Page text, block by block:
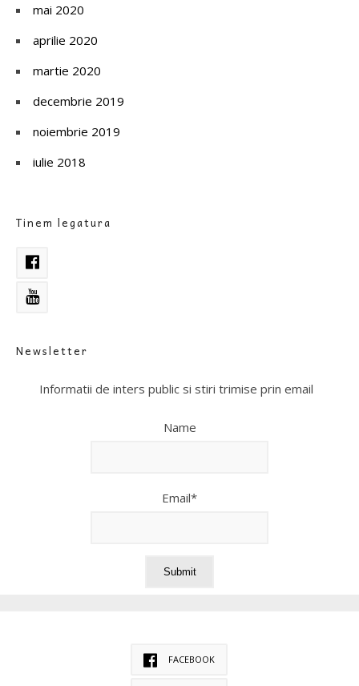
mai 2020
aprilie 2020
martie 2020
decembrie 2019
noiembrie 2019
iulie 2018
Tinem legatura
Newsletter
Informatii de inters public si stiri trimise prin email
Name
Email*
FACEBOOK